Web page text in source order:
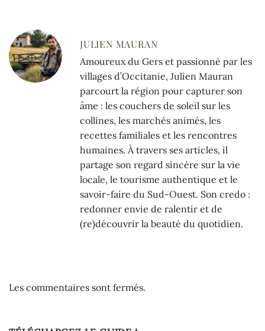
JULIEN MAURAN
Amoureux du Gers et passionné par les
villages d’Occitanie, Julien Mauran
parcourt la région pour capturer son
âme : les couchers de soleil sur les
collines, les marchés animés, les
recettes familiales et les rencontres
humaines. À travers ses articles, il
partage son regard sincère sur la vie
locale, le tourisme authentique et le
savoir-faire du Sud-Ouest. Son credo :
redonner envie de ralentir et de
(re)découvrir la beauté du quotidien.
Les commentaires sont fermés.